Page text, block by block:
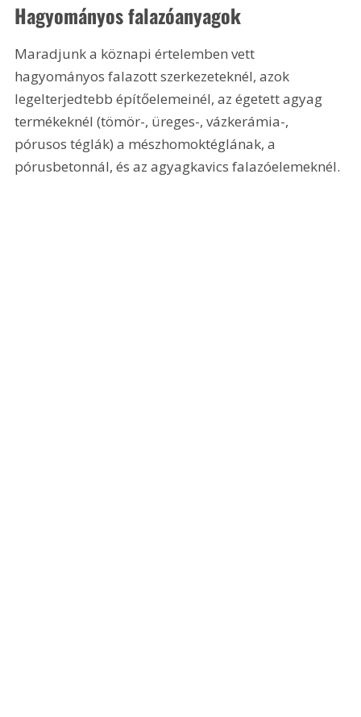
Hagyományos falazóanyagok
Maradjunk a köznapi értelemben vett
hagyományos falazott szerkezeteknél, azok
legelterjedtebb építőelemeinél, az égetett agyag
termékeknél (tömör-, üreges-, vázkerámia-,
pórusos téglák) a mészhomoktéglának, a
pórusbetonnál, és az agyagkavics falazóelemeknél.